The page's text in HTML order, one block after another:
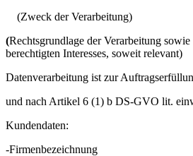
(Zweck der Verarbeitung)
(Rechtsgrundlage der Verarbeitung
berechtigten Interesses, soweit relevant)
Datenverarbeitung ist zur
und nach Artikel 6 (1) b DS-GVO lit.
Kundendaten:
-Firmenbezeichnung